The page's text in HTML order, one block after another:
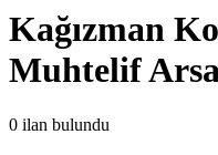
Kağızman
Muhtelif
0 ilan bulundu